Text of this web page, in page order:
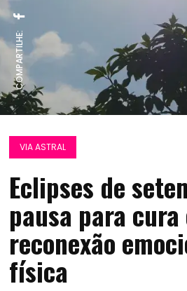
COMPARTILHE:
VIA ASTRAL
Eclipses de
pausa para cura
reconexão
física